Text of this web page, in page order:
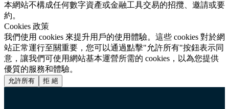
本網站不構成任何數字資產或金融工具交易的招攬、邀請或要
約。
Cookies 政策
我們使用 cookies 來提升用戶的使用體驗。這些 cookies 對於網
站正常運行至關重要，您可以通過點擊"允許所有"按鈕表示同
意，讓我們可使用網站基本運營所需的 cookies，以為您提供
優質的服務和體驗。
允許所有 拒 絕